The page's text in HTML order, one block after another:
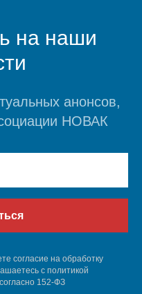
на наши
анонсов,
НОВАК
согласие на обработку
c политикой
152-ФЗ